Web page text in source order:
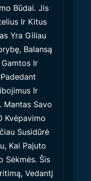
Būdai. Jis
Ir Kitus
Yra Giliau
Balansą
Ir
Ir
Mantas Savo
Kvėpavimo
Susidūrė
Kai Pajuto
Sėkmės. Šis
Vedantį